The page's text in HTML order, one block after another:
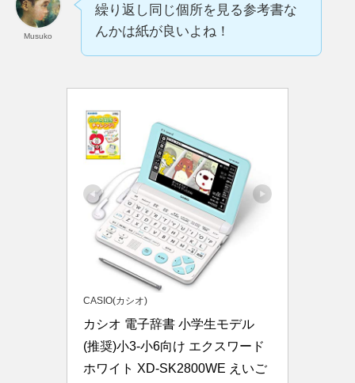
Musuko
繰り返し同じ個所を見る参考書な
んかは紙が良いよね！
CASIO(カシオ)
カシオ 電子辞書 小学生モデル
(推奨)小3-小6向け エクスワード
ホワイト XD-SK2800WE えいご